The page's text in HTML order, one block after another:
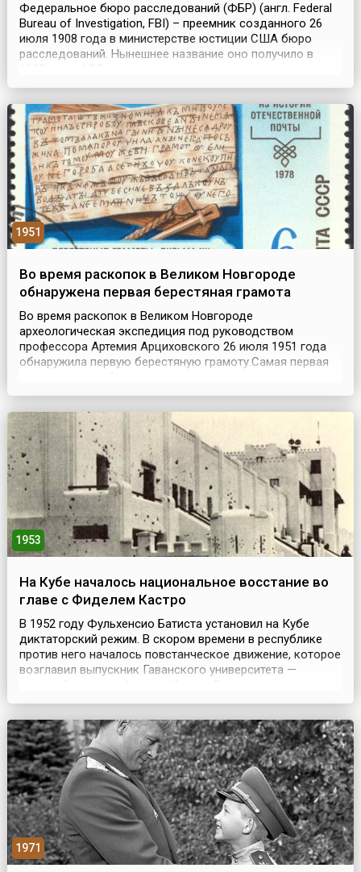
Федеральное бюро расследований (ФБР) (англ. Federal
Bureau of Investigation, FBI) – преемник созданного 26
июля 1908 года в министерстве юстиции США бюро
расследований. Нынешнее название оно получило в
и Разведывательного сообщества США, подчинено
Национальной разведки. Основными сферами деят...
1951
Во время раскопок в Великом Новгороде
обнаружена первая берестяная грамота
Во время раскопок в Великом Новгороде
археологическая экспедиция под руководством
профессора Артемия Арциховского 26 июля 1951 года
обнаружила первую берестяную грамоту.Самая первая
письмецо простолюдина, жившего в 15 веке, была
14-15 веков на Неревском археологическом раскопе.
Грамоту под номером о...
1953
На Кубе началось национальное восстание во
главе с Фиделем Кастро
В 1952 году Фульхенсио Батиста установил на Кубе
диктаторский режим. В скором времени в республике
против него началось повстанческое движение, которое
возглавил выпускник Гаванского университета —
провинции Орьенте. 26 июля 1953 года группа
захватить армейские казармы в крепости Монкада в
городе Сантьяг...
1971